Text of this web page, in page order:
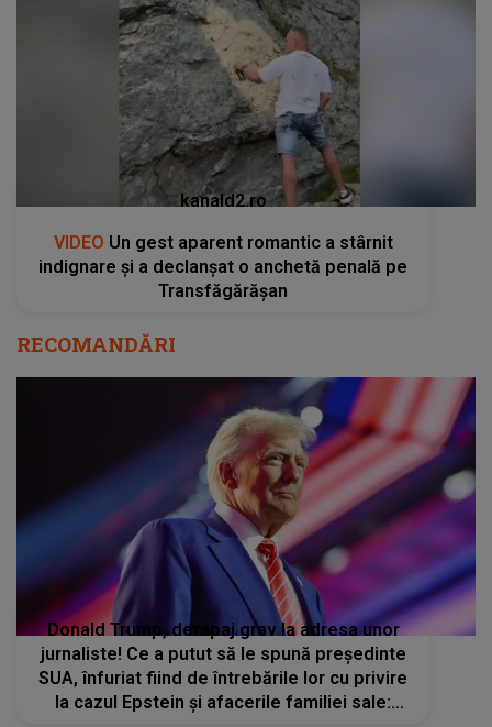
kanald2.ro
VIDEO Un gest aparent romantic a stârnit
indignare și a declanșat o anchetă penală pe
Transfăgărășan
RECOMANDĂRI
Donald Trump, derapaj grav la adresa unor
jurnaliste! Ce a putut să le spună președinte
SUA, înfuriat fiind de întrebările lor cu privire
la cazul Epstein și afacerile familiei sale: